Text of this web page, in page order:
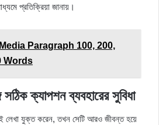
প্রতিক্রিয়া জানায়।
Paragraph 100, 200,
Words
সঠিক ক্যাপশন ব্যবহারের সুবিধা
লেখা যুক্ত করেন, তখন সেটি আরও জীবন্ত হয়ে